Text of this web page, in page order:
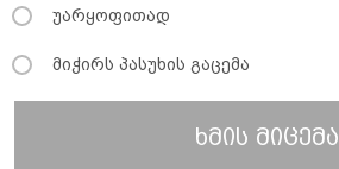
უარყოფითად
მიჭირს პასუხის გაცემა
ხმის მიცემა